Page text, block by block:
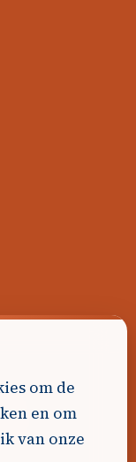
om de
en om
van onze